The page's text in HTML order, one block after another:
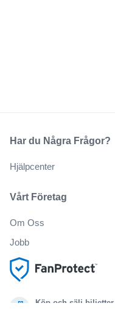
Köp och sälj
Vårt Företag
Om Oss
Jobb
Har du Några Frågor?
Hjälpcenter